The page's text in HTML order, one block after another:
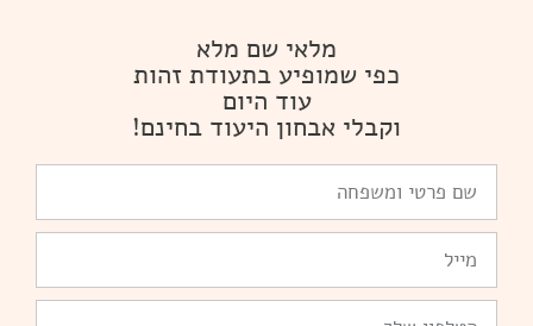
מלאי שם מלא
כפי שמופיע בתעודת זהות
עוד היום
וקבלי אבחון היעוד בחינם!
פרטי
ומשפחה